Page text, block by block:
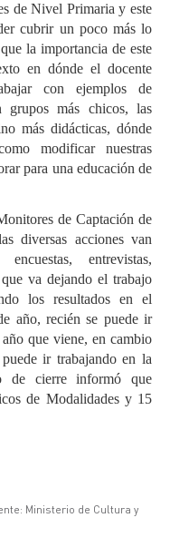
de Nivel Primaria y este
cubrir un poco más lo
la importancia de este
en dónde el docente
con ejemplos de
grupos más chicos, las
más didácticas, dónde
modificar nuestras
para una educación de
de Captación de
diversas acciones van
entrevistas,
va dejando el trabajo
los resultados en el
año, recién se puede ir
que viene, en cambio
ir trabajando en la
de cierre informó que
de Modalidades y 15
Ministerio de Cultura y